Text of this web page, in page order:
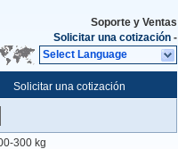
Soporte y Ventas
Solicitar una cotización -
Select Language
Solicitar una cotización
300 kg